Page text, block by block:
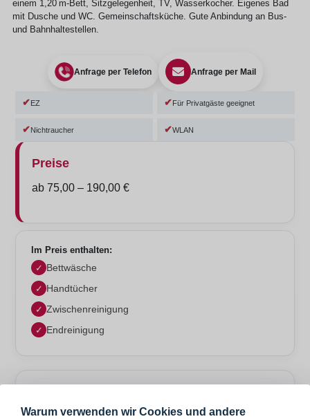
einem 1,20 m‑Bett, Sitzgelegenheit, TV, Wasserkocher. Eigenes Bad
mit Dusche und WC. Gemeinschaftsküche. Gute Anbindung an Bus-
und Bahnhaltestellen.
Anfrage per Telefon Anfrage per Mail
EZ Für Privatgäste geeignet
Nichtraucher WLAN
Preise
ab 75,00 – 190,00 €
Im Preis enthalten:
✓ Bettwäsche
✓ Handtücher
✓ Zwischenreinigung
✓ Endreinigung
Warum verwenden wir Cookies und andere